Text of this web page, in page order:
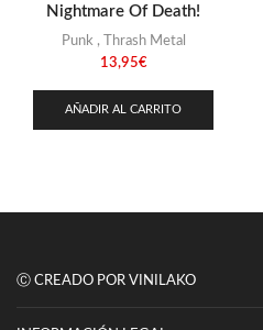
Nightmare Of Death!
Punk ,
Thrash Metal
13,95€
AÑADIR AL CARRITO
Ⓒ CREADO POR VINILAKO